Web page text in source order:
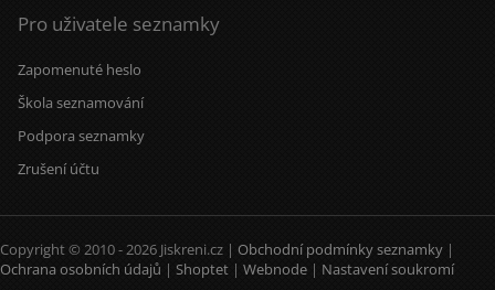
Pro uživatele seznamky
Zapomenuté heslo
Škola seznamování
Podpora seznamky
Zrušení účtu
Copyright © 2010 - 2026 Jiskreni.cz | Obchodní podmínky seznamky |
Ochrana osobních údajů | Shoptet | Webnode | Nastavení soukromí